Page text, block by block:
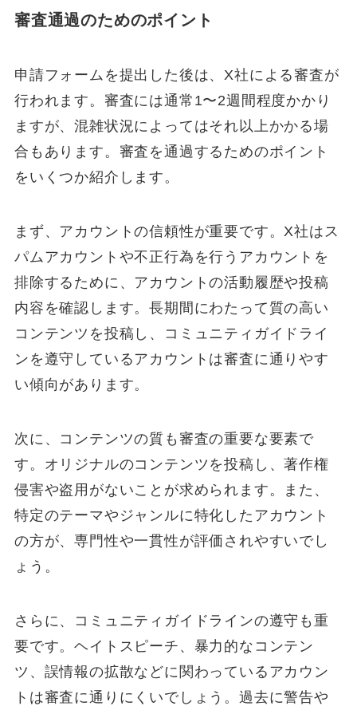
審査通過のためのポイント
申請フォームを提出した後は、X社による審査が
行われます。審査には通常1〜2週間程度かかり
ますが、混雑状況によってはそれ以上かかる場
合もあります。審査を通過するためのポイント
をいくつか紹介します。
まず、アカウントの信頼性が重要です。X社はス
パムアカウントや不正行為を行うアカウントを
排除するために、アカウントの活動履歴や投稿
内容を確認します。長期間にわたって質の高い
コンテンツを投稿し、コミュニティガイドライ
ンを遵守しているアカウントは審査に通りやす
い傾向があります。
次に、コンテンツの質も審査の重要な要素で
す。オリジナルのコンテンツを投稿し、著作権
侵害や盗用がないことが求められます。また、
特定のテーマやジャンルに特化したアカウント
の方が、専門性や一貫性が評価されやすいでし
ょう。
さらに、コミュニティガイドラインの遵守も重
要です。ヘイトスピーチ、暴力的なコンテン
ツ、誤情報の拡散などに関わっているアカウン
トは審査に通りにくいでしょう。過去に警告や